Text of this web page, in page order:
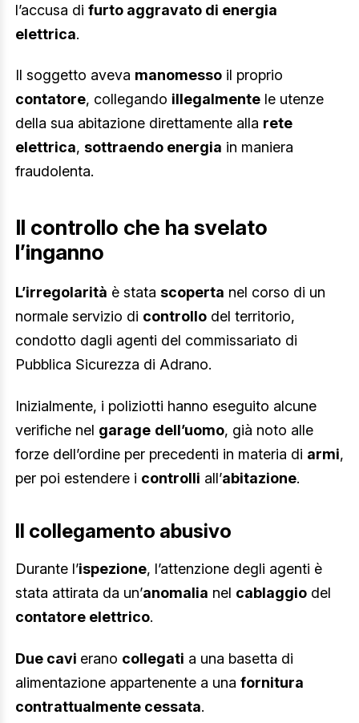
l’accusa di furto aggravato di energia
elettrica.
Il soggetto aveva manomesso il proprio
contatore, collegando illegalmente le utenze
della sua abitazione direttamente alla rete
elettrica, sottraendo energia in maniera
fraudolenta.
Il controllo che ha svelato
l’inganno
L’irregolarità è stata scoperta nel corso di un
normale servizio di controllo del territorio,
condotto dagli agenti del commissariato di
Pubblica Sicurezza di Adrano.
Inizialmente, i poliziotti hanno eseguito alcune
verifiche nel garage dell’uomo, già noto alle
forze dell’ordine per precedenti in materia di armi,
per poi estendere i controlli all’abitazione.
Il collegamento abusivo
Durante l’ispezione, l’attenzione degli agenti è
stata attirata da un’anomalia nel cablaggio del
contatore elettrico.
Due cavi erano collegati a una basetta di
alimentazione appartenente a una fornitura
contrattualmente cessata.